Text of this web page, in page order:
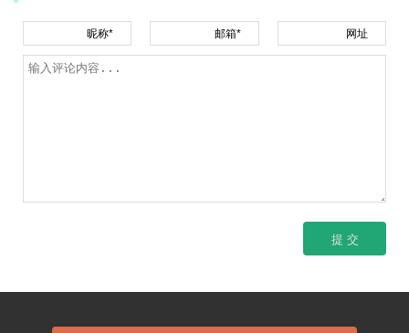
昵称* 邮箱* 网址